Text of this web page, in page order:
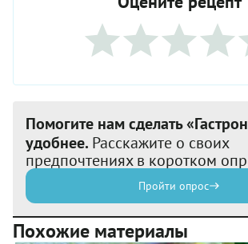
Помогите нам сделать
удобнее. Расскажите о своих
предпочтениях в коротком
Пройти опрос
Похожие материалы